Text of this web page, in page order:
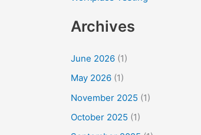
Archives
June 2026 (1)
May 2026 (1)
November 2025 (1)
October 2025 (1)